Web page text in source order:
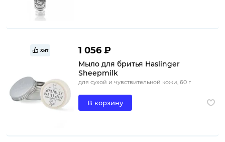
Хит 1 056 ₽
Мыло для бритья Haslinger
Sheepmilk
для сухой и чувствительной кожи, 60 г
В корзину